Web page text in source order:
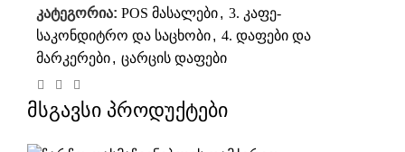
კატეგორია: POS მასალები, 3. კაფე-
საკონდიტრო და საცხობი, 4. დაფები და
მარკერები, ცარცის დაფები
მსგავსი პროდუქტები